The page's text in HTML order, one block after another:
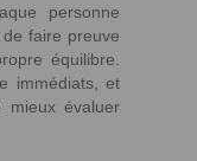
personne
faire preuve
équilibre.
immédiats, et
mieux évaluer